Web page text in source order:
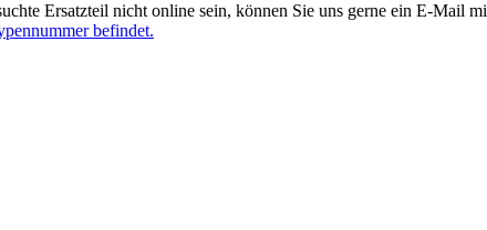
Ersatzteil nicht online sein, können Sie uns gerne ein E-Mail
befindet.